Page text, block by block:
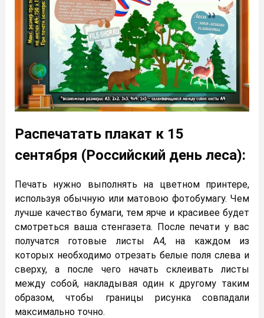
Распечатать плакат к 15
сентября (Российский день леса):
Печать нужно выполнять на цветном принтере,
используя обычную или матовою фотобумагу. Чем
лучше качество бумаги, тем ярче и красивее будет
смотреться ваша стенгазета. После печати у вас
получатся готовые листы А4, на каждом из
которых необходимо отрезать белые поля слева и
сверху, а после чего начать склеивать листы
между собой, накладывая один к другому таким
образом, чтобы границы рисунка совпадали
максимально точно.